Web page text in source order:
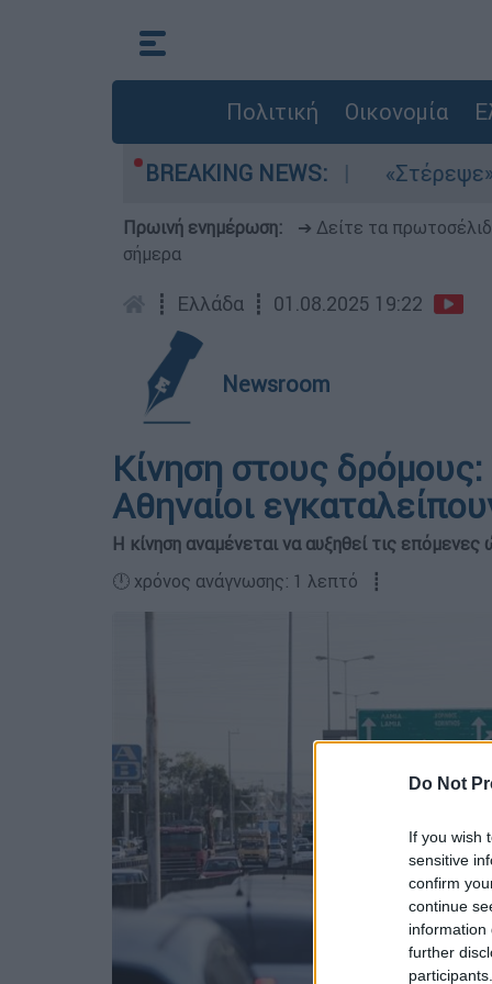
Do Not
If you wish
sensitive
confirm
continue
information
further
Πολιτική Οικονομία
BREAKING NEWS:
μελτέμια στο Αιγαίο «Στέρεψε» η
Πρωινή ενημέρωση: ➔ Δείτε τα
σήμερα
┋ Ελλάδα ┋ 01.08.2025 19:22
Newsroom
Κίνηση στους
Αθηναίοι
Η κίνηση αναμένεται να αυξηθεί τις επόμενες
🕛 χρόνος ανάγνωσης: 1 λεπτό ┋